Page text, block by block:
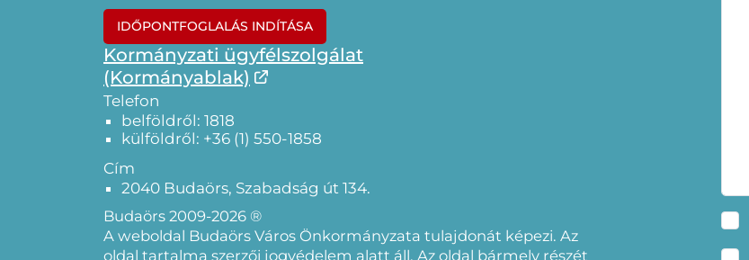
IDŐPONTFOGLALÁS INDÍTÁSA
Kormányzati ügyfélszolgálat
(Kormányablak)
Telefon
belföldről: 1818
külföldről: +36 (1) 550-1858
Cím
2040 Budaörs, Szabadság út 134.
Budaörs 2009-2026 ®
A weboldal Budaörs Város Önkormányzata tulajdonát képezi. Az
oldal tartalma szerzői jogvédelem alatt áll. Az oldal bármely részét